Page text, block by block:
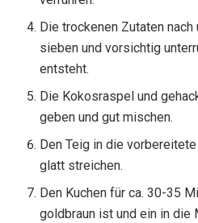
Die trockenen Zutaten
sieben und vorsichtig
entsteht.
Die Kokosraspel und
geben und gut mischen.
Den Teig in die
glatt streichen.
Den Kuchen für ca. 30-35
goldbraun ist und ein in